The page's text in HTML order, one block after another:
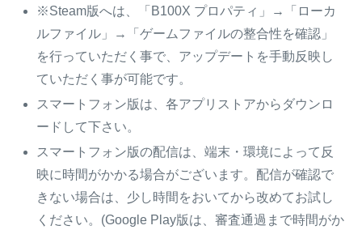
※Steam版へは、「B100X プロパティ」→「ローカ
ルファイル」→「ゲームファイルの整合性を確認」
を行っていただく事で、アップデートを手動反映し
ていただく事が可能です。
スマートフォン版は、各アプリストアからダウンロ
ードして下さい。
スマートフォン版の配信は、端末・環境によって反
映に時間がかかる場合がございます。配信が確認で
きない場合は、少し時間をおいてから改めてお試し
ください。(Google Play版は、審査通過まで時間がか